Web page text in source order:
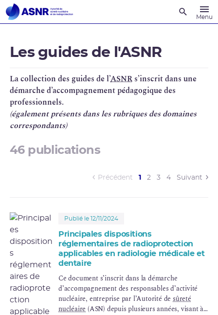
Menu
Les guides de l'ASNR
La collection des guides de l’ASNR s’inscrit dans une
démarche d’accompagnement pédagogique des
professionnels.
(également présents dans les rubriques des domaines
correspondants)
46 publications
Précédent 1 (current)
2 3 4 Suivant
Publié le 12/11/2024
Principales dispositions
réglementaires de radioprotection
applicables en radiologie médicale et
dentaire
Ce document s’inscrit dans la démarche
d’accompagnement des responsables d’activité
nucléaire, entreprise par l’Autorité de sûreté
nucléaire(ASN) depuis plusieurs années, visant à